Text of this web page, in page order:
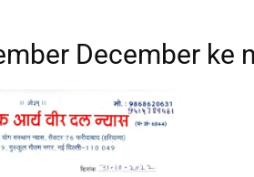
December ke